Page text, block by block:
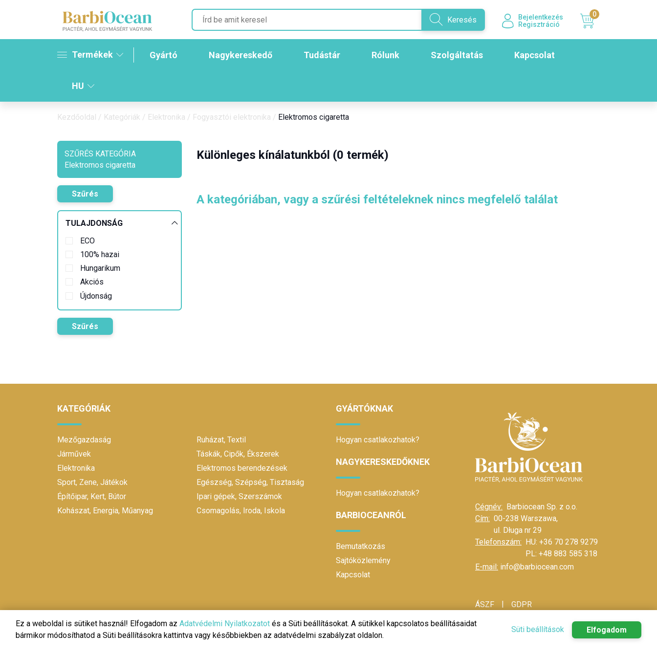
Keresés
Bejelentkezés
Regisztráció
0
Termékek Gyártó Nagykereskedő Tudástár Rólunk Szolgáltatás Kapcsolat
HU
Kezdőoldal / Kategóriák / Elektronika / Fogyasztói elektronika / Elektromos cigaretta
SZŰRÉS KATEGÓRIA
Elektromos cigaretta
Szűrés
TULAJDONSÁG
ECO
100% hazai
Hungarikum
Akciós
Újdonság
Szűrés
Különleges kínálatunkból (0 termék)
A kategóriában, vagy a szűrési feltételeknek nincs megfelelő találat
KATEGÓRIÁK
Mezőgazdaság
Járművek
Elektronika
Sport, Zene, Játékok
Építőipar, Kert, Bútor
Kohászat, Energia, Műanyag
Ruházat, Textil
Táskák, Cipők, Ékszerek
Elektromos berendezések
Egészség, Szépség, Tisztaság
Ipari gépek, Szerszámok
Csomagolás, Iroda, Iskola
GYÁRTÓKNAK
Hogyan csatlakozhatok?
NAGYKERESKEDŐKNEK
Hogyan csatlakozhatok?
BARBIOCEANRÓL
Bemutatkozás
Sajtóközlemény
Kapcsolat
Cégnév: Barbiocean Sp. z o.o.
Cím: 00-238 Warszawa,
ul. Długa nr 29
Telefonszám: HU: +36 70 278 9279
PL: +48 883 585 318
E-mail: info@barbiocean.com
ÁSZF GDPR
@ 2020 | Design és fejlesztés:
Ez a weboldal is sütiket használ! Elfogadom az Adatvédelmi Nyilatkozatot és a Süti beállításokat. A sütikkel kapcsolatos beállításaidat
bármikor módosíthatod a Süti beállításokra kattintva vagy későbbiekben az adatvédelmi szabályzat oldalon.
Süti beállítások Elfogadom